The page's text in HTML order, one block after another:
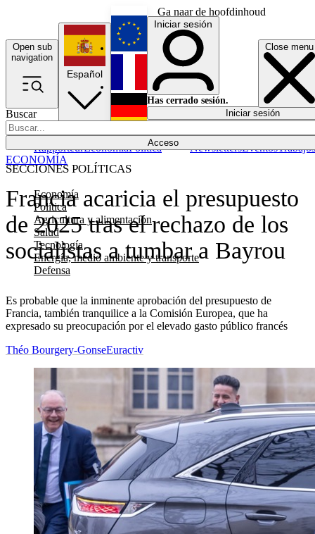
Ga naar de hoofdinhoud
Open sub
navigation
Close menu
Buscar
Acceso
SECCIONES POLÍTICAS
Economía
Política
Agricultura y alimentación
Salud
Tecnología
Energía, medio ambiente y transporte
Defensa
RapporteurEconomíaPolítica NewslettersEventosTrabajos
Español
English
Français
Iniciar sesión
Has cerrado sesión.
Iniciar sesión
Francia acaricia el presupuesto
de 2025 tras el rechazo de los
socialistas a tumbar a Bayrou
Es probable que la inminente aprobación del presupuesto de
Francia, también tranquilice a la Comisión Europea, que ha
expresado su preocupación por el elevado gasto público francés
ECONOMÍA
Théo Bourgery-GonseEuractiv